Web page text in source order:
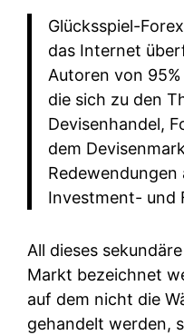
Glücksspiel-
das Internet
Autoren von
die sich zu den
Devisenhandel,
dem
Redewendungen
Investment- und
All dieses
Markt bezeichnet
auf dem nicht die
gehandelt werden,